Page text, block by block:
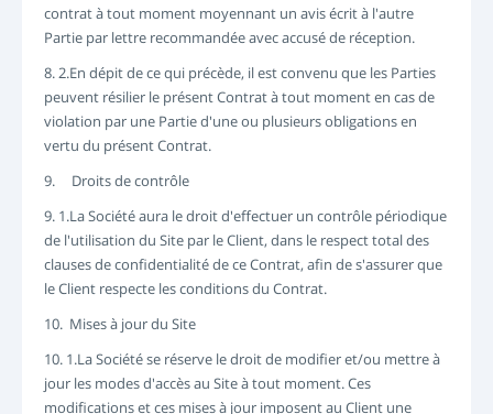
contrat à tout moment moyennant un avis écrit à l'autre
Partie par lettre recommandée avec accusé de réception.
8. 2.En dépit de ce qui précède, il est convenu que les Parties
peuvent résilier le présent Contrat à tout moment en cas de
violation par une Partie d'une ou plusieurs obligations en
vertu du présent Contrat.
9. Droits de contrôle
9. 1.La Société aura le droit d'effectuer un contrôle périodique
de l'utilisation du Site par le Client, dans le respect total des
clauses de confidentialité de ce Contrat, afin de s'assurer que
le Client respecte les conditions du Contrat.
10. Mises à jour du Site
10. 1.La Société se réserve le droit de modifier et/ou mettre à
jour les modes d'accès au Site à tout moment. Ces
modifications et ces mises à jour imposent au Client une